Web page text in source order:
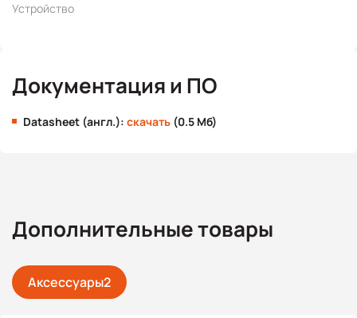
Устройство
Документация и ПО
Datasheet (англ.): скачать (0.5 Мб)
Дополнительные товары
Аксессуары2